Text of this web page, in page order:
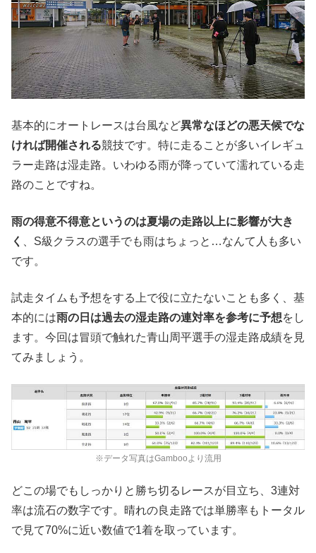
基本的にオートレースは台風など異常なほどの悪天候でな
ければ開催される競技です。特に走ることが多いイレギュ
ラー走路は湿走路。いわゆる雨が降っていて濡れている走
路のことですね。
雨の得意不得意というのは夏場の走路以上に影響が大き
く
、S級クラスの選手でも雨はちょっと…なんて人も多い
です。
試走タイムも予想をする上で役に立たないことも多く、基
本的には雨の日は過去の湿走路の連対率を参考に予想をし
ます。今回は冒頭で触れた青山周平選手の湿走路成績を見
てみましょう。
※データ写真はGambooより流用
どこの場でもしっかりと勝ち切るレースが目立ち、3連対
率は流石の数字です。晴れの良走路では単勝率もトータル
で見て70%に近い数値で1着を取っています。